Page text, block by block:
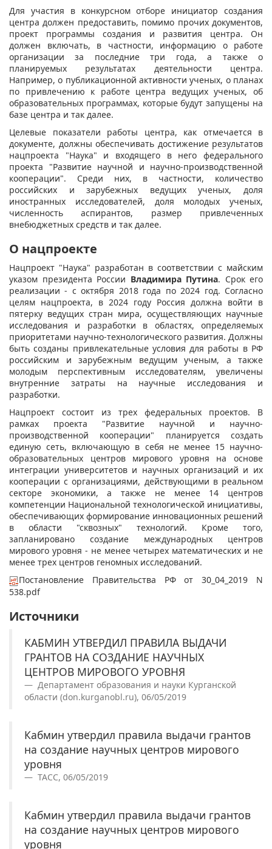
Для участия в конкурсном отборе инициатор создания
центра должен предоставить, помимо прочих документов,
проект программы создания и развития центра. Он
должен включать, в частности, информацию о работе
организации за последние три года, а также о
планируемых результатах деятельности центра.
Например, о публикационной активности ученых, о планах
по привлечению к работе центра ведущих ученых, об
образовательных программах, которые будут запущены на
базе центра и так далее.
Целевые показатели работы центра, как отмечается в
документе, должны обеспечивать достижение результатов
нацпроекта "Наука" и входящего в него федерального
проекта "Развитие научной и научно-производственной
кооперации". Среди них, в частности, количество
российских и зарубежных ведущих ученых, доля
иностранных исследователей, доля молодых ученых,
численность аспирантов, размер привлеченных
внебюджетных средств и так далее.
О нацпроекте
Нацпроект "Наука" разработан в соответствии с майским
указом президента России Владимира Путина. Срок его
реализации - с октября 2018 года по 2024 год. Согласно
целям нацпроекта, в 2024 году Россия должна войти в
пятерку ведущих стран мира, осуществляющих научные
исследования и разработки в областях, определяемых
приоритетами научно-технологического развития. Должны
быть созданы привлекательные условия для работы в РФ
российским и зарубежным ведущим ученым, а также
молодым перспективным исследователям, увеличены
внутренние затраты на научные исследования и
разработки.
Нацпроект состоит из трех федеральных проектов. В
рамках проекта "Развитие научной и научно-
производственной кооперации" планируется создать
единую сеть, включающую в себя не менее 15 научно-
образовательных центров мирового уровня на основе
интеграции университетов и научных организаций и их
кооперации с организациями, действующими в реальном
секторе экономики, а также не менее 14 центров
компетенции Национальной технологической инициативы,
обеспечивающих формирование инновационных решений
в области "сквозных" технологий. Кроме того,
запланировано создание международных центров
мирового уровня - не менее четырех математических и не
менее трех центров геномных исследований.
Постановление Правительства РФ от 30_04_2019 N
538.pdf
Источники
КАБМИН УТВЕРДИЛ ПРАВИЛА ВЫДАЧИ
ГРАНТОВ НА СОЗДАНИЕ НАУЧНЫХ
ЦЕНТРОВ МИРОВОГО УРОВНЯ
Департамент образования и науки Курганской
области (don.kurganobl.ru), 06/05/2019
Кабмин утвердил правила выдачи грантов
на создание научных центров мирового
уровня
ТАСС, 06/05/2019
Кабмин утвердил правила выдачи грантов
на создание научных центров мирового
уровня